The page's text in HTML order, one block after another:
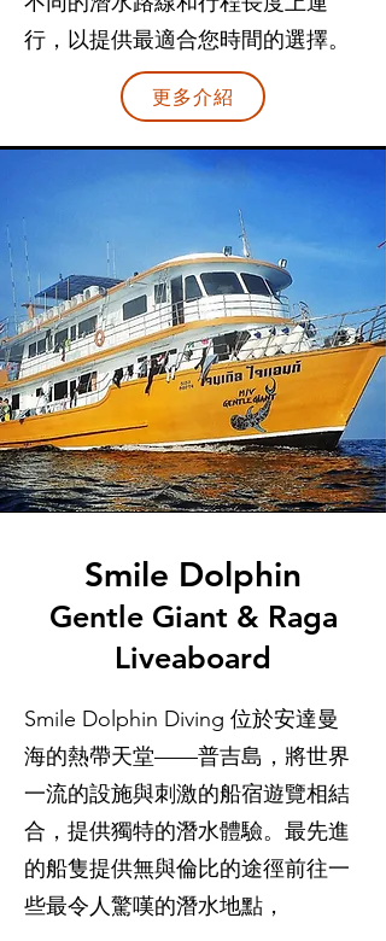
行，以提供最適合您時間的選擇。
更多介紹
Smile Dolphin
Gentle Giant & Raga
Liveaboard
Smile Dolphin Diving 位於安達曼
海的熱帶天堂——普吉島，將世界
一流的設施與刺激的船宿遊覽相結
合，提供獨特的潛水體驗。最先進
的船隻提供無與倫比的途徑前往一
些最令人驚嘆的潛水地點，